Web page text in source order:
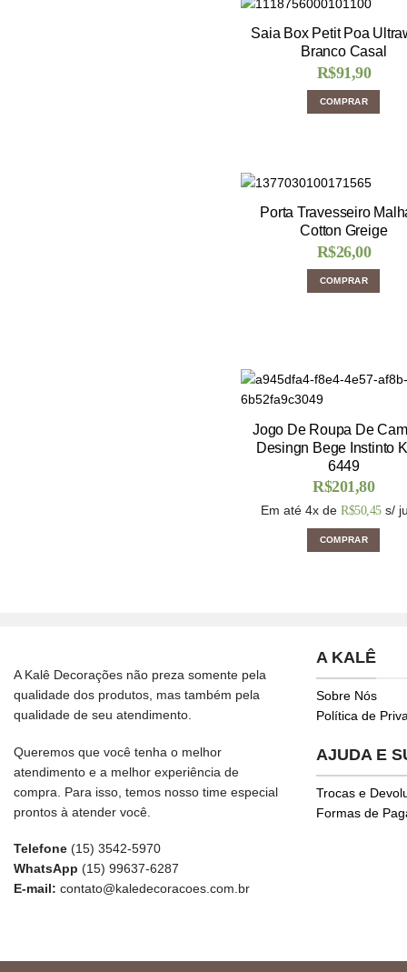
Saia Box Petit Poa
Branco Casal
R$91,90
COMPRAR
Porta Travesseiro
Cotton Greige
R$26,00
COMPRAR
Jogo De Roupa De
Desingn Bege Instinto
6449
R$201,80
Em até 4x de R$50,45 s/
COMPRAR
A Kalê Decorações não preza somente pela
qualidade dos produtos, mas também pela
qualidade de seu atendimento.
Queremos que você tenha o melhor
atendimento e a melhor experiência de
compra. Para isso, temos nosso time especial
prontos à atender você.
Telefone (15) 3542-5970
WhatsApp (15) 99637-6287
E-mail: contato@kaledecoracoes.com.br
A KALÊ
Sobre Nós
Política de
AJUDA E
Trocas e
Formas de